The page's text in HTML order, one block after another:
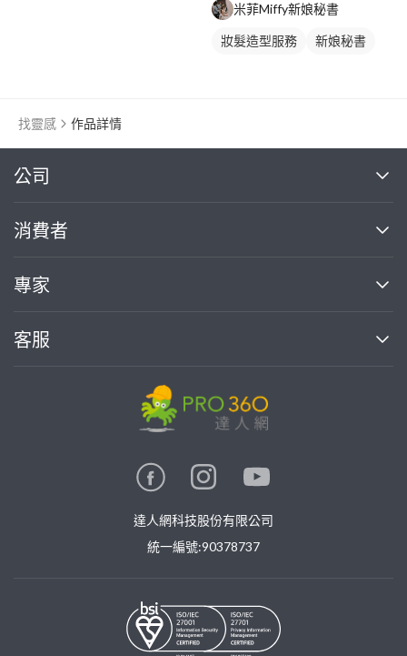
米菲Miffy新娘秘書
妝髮造型服務 新娘秘書
找靈感 作品詳情
公司
關於我們
部落格
加入我們
消費者
買服務
熱門服務
專家
案件中心
客服
達人網科技股份有限公司
統一編號:90378737
繼續完成